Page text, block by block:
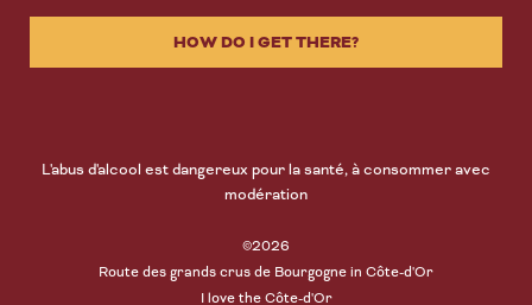
HOW DO I GET THERE?
L'abus d'alcool est dangereux pour la santé, à consommer avec
modération
©2026
Route des grands crus de Bourgogne in Côte-d'Or
I love the Côte-d'Or